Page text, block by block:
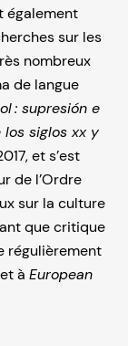
également
sur les
nombreux
de langue
: supresión e
siglos xx y
et s’est
de l’Ordre
sur la culture
que critique
régulière­ment
à European